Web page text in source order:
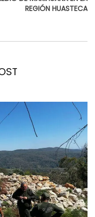
REGIÓN HUASTECA